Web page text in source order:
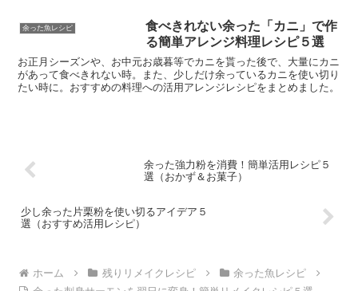
余った魚レシピ
食べきれない余った「カニ」で作
る簡単アレンジ料理レシピ５選
お正月シーズンや、お中元お歳暮等でカニを貰った後で、大量にカニ
があって食べきれない時。また、少しだけ余っているカニを使い切り
たい時に。おすすめの料理への活用アレンジレシピをまとめました。
余った強力粉を消費！簡単活用レシピ５
選（おかず＆お菓子）
少し余った片栗粉を使い切るアイデア５
選（おすすめ活用レシピ）
ホーム 残りリメイクレシピ
余った魚レシピ